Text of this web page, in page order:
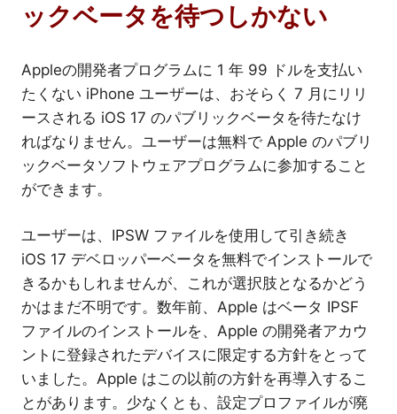
ックベータを待つしかない
Appleの開発者プログラムに 1 年 99 ドルを支払い
たくない iPhone ユーザーは、おそらく 7 月にリリ
ースされる iOS 17 のパブリックベータを待たなけ
ればなりません。ユーザーは無料で Apple のパブリ
ックベータソフトウェアプログラムに参加すること
ができます。
ユーザーは、IPSW ファイルを使用して引き続き
iOS 17 デベロッパーベータを無料でインストールで
きるかもしれませんが、これが選択肢となるかどう
かはまだ不明です。数年前、Apple はベータ IPSF
ファイルのインストールを、Apple の開発者アカウ
ントに登録されたデバイスに限定する方針をとって
いました。Apple はこの以前の方針を再導入するこ
とがあります。少なくとも、設定プロファイルが廃